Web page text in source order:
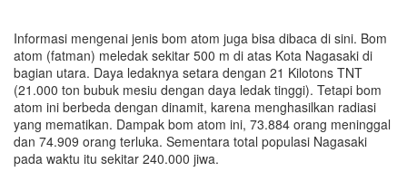
Informasi mengenai jenis bom atom juga bisa dibaca di sini. Bom
atom (fatman) meledak sekitar 500 m di atas Kota Nagasaki di
bagian utara. Daya ledaknya setara dengan 21 Kilotons TNT
(21.000 ton bubuk mesiu dengan daya ledak tinggi). Tetapi bom
atom ini berbeda dengan dinamit, karena menghasilkan radiasi
yang mematikan. Dampak bom atom ini, 73.884 orang meninggal
dan 74.909 orang terluka. Sementara total populasi Nagasaki
pada waktu itu sekitar 240.000 jiwa.